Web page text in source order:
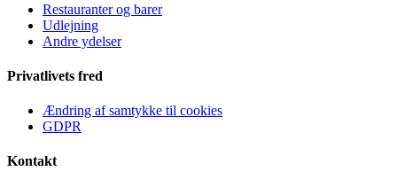
Restauranter og barer
Udlejning
Andre ydelser
Privatlivets fred
Ændring af samtykke til cookies
GDPR
Kontakt